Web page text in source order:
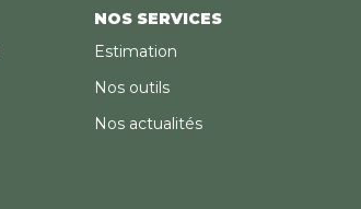
NOS SERVICES
Estimation
Nos outils
Nos actualités